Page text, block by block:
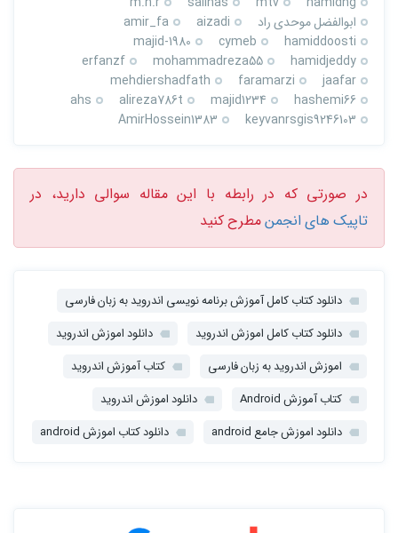
ابوالفضل موحدی راد
aizadi
amir_fa
hamiddoosti
cymeb
majid-1980
hamidjeddy
mohammadreza55
erfanzf
jaafar
faramarzi
mehdiershadfath
hashemi66
majid1234
alireza786t
ahs
keyvanrsgis9246103
AmirHossein1383
در صورتی که در رابطه با این مقاله سوالی دارید، در
تاپیک های انجمنمطرح کنید
دانلود کتاب کامل آموزش برنامه نویسی اندروید به زبان فارسی
دانلود کتاب کامل اموزش اندروید
دانلود اموزش اندروید
اموزش اندروید به زبان فارسی
کتاب آموزش اندروید
کتاب آموزش Android
دانلود اموزش اندروید
دانلود اموزش جامع android
دانلود کتاب اموزش android